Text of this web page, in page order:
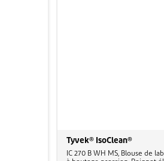
Tyvek® IsoClean®
IC 270 B WH MS, Blouse de